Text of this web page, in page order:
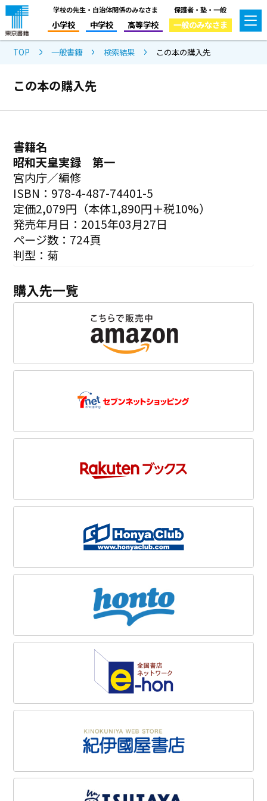
学校の先生・自治体関係のみなさま
小学校 中学校 高等学校
保護者・塾・一般
一般のみなさま
TOP 一般書籍 検索結果 この本の購入先
この本の購入先
書籍名
昭和天皇実録 第一
宮内庁／編修
ISBN：978-4-487-74401-5
定価2,079円（本体1,890円＋税10%）
発売年月日：2015年03月27日
ページ数：724頁
判型：菊
購入先一覧